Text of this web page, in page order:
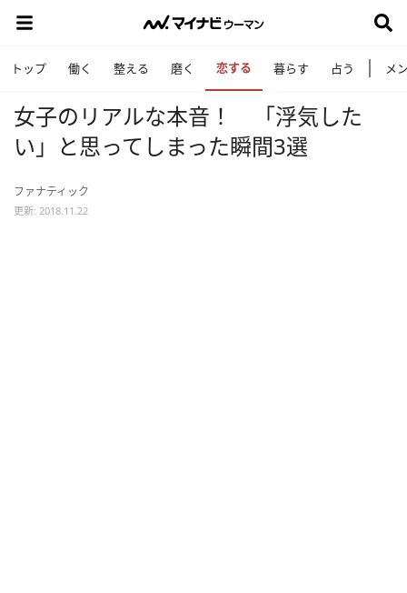
トップ 働く 整える 磨く 恋する 暮らす 占う メ
女子のリアルな本音！ 「浮気した
い」と思ってしまった瞬間3選
ファナティック
更新: 2018.11.22